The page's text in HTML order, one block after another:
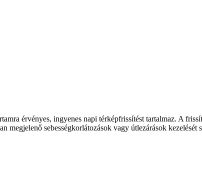
érvényes, ingyenes napi térképfrissítést tartalmaz. A
sebességkorlátozások vagy útlezárások